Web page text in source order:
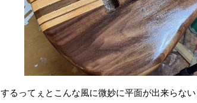
するってぇとこんな風に微妙に平面が出来らな